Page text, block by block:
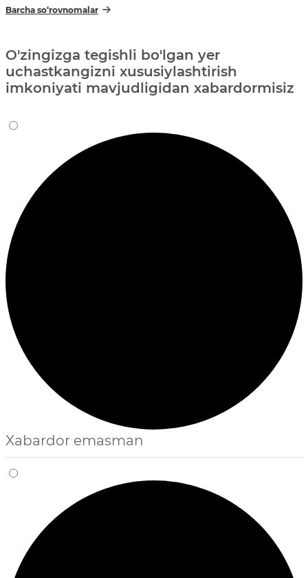
Barcha so‘rovnomalar
O'zingizga tegishli bo'lgan yer
uchastkangizni xususiylashtirish
imkoniyati mavjudligidan xabardormisiz
Xabardor emasman